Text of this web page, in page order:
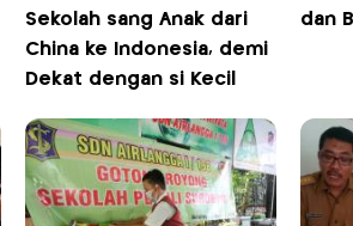
Sekolah sang Anak dari
China ke Indonesia, demi
Dekat dengan si Kecil
dan